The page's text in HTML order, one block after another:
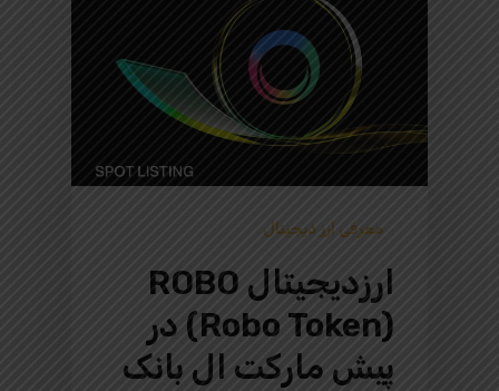
معرفی ارز دیجیتال
ارزدیجیتال ROBO
(Robo Token) در
پیش‌ مارکت ال بانک